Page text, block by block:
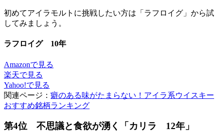
初めてアイラモルトに挑戦したい方は「ラフロイグ」から試
してみましょう。
ラフロイグ 10年
Amazonで見る
楽天で見る
Yahoo!で見る
関連ページ： 癖のある味がたまらない！アイラ系ウイスキー
おすすめ銘柄ランキング
第4位 不思議と食欲が湧く「カリラ 12年」